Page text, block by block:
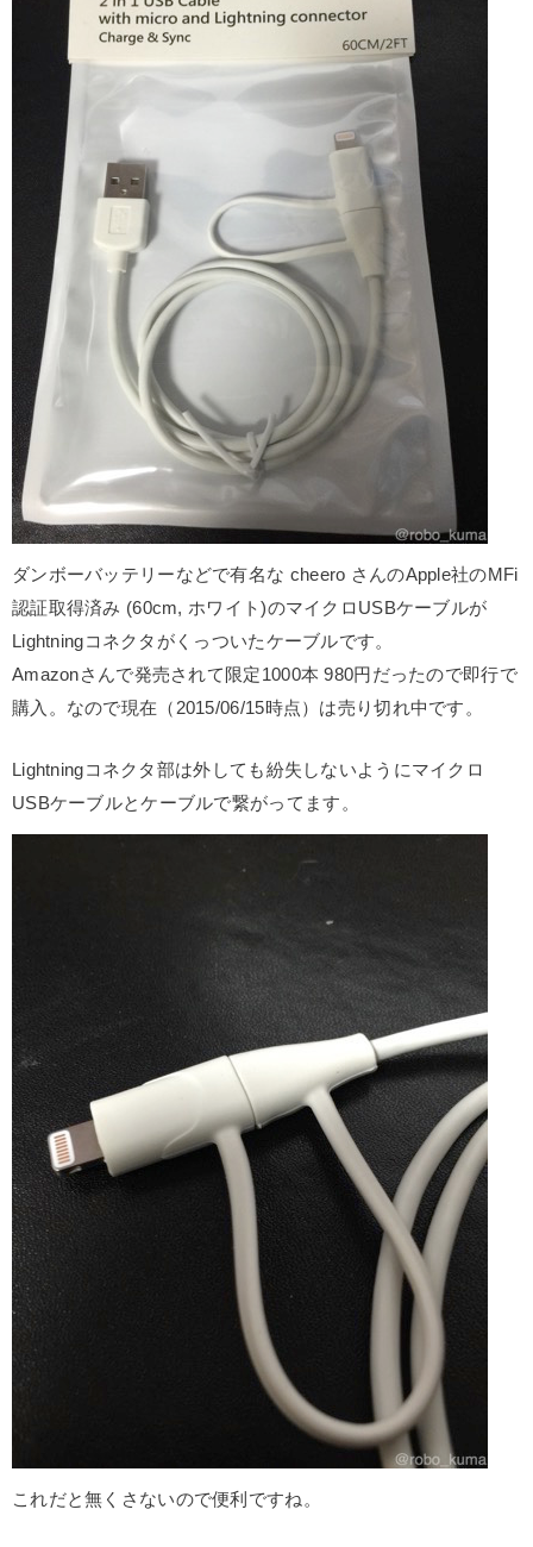
ダンボーバッテリーなどで有名な cheero さんのApple社のMFi
認証取得済み (60cm, ホワイト)のマイクロUSBケーブルが
Lightningコネクタがくっついたケーブルです。
Amazonさんで発売されて限定1000本 980円だったので即行で
購入。なので現在（2015/06/15時点）は売り切れ中です。
Lightningコネクタ部は外しても紛失しないようにマイクロ
USBケーブルとケーブルで繋がってます。
これだと無くさないので便利ですね。